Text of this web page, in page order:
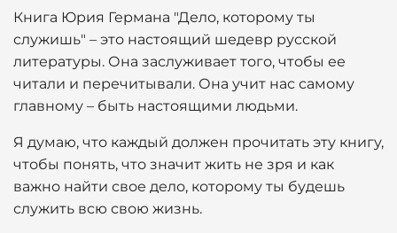
Книга Юрия Германа "Дело, которому ты
служишь" – это настоящий шедевр русской
литературы. Она заслуживает того, чтобы ее
читали и перечитывали. Она учит нас самому
главному – быть настоящими людьми.
Я думаю, что каждый должен прочитать эту книгу,
чтобы понять, что значит жить не зря и как
важно найти свое дело, которому ты будешь
служить всю свою жизнь.